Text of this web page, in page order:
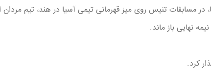
در مسابقات تنیس روی میز قهرمانی تیمی آسیا در هند، تیم
نهایی باز ماند.
کرد.